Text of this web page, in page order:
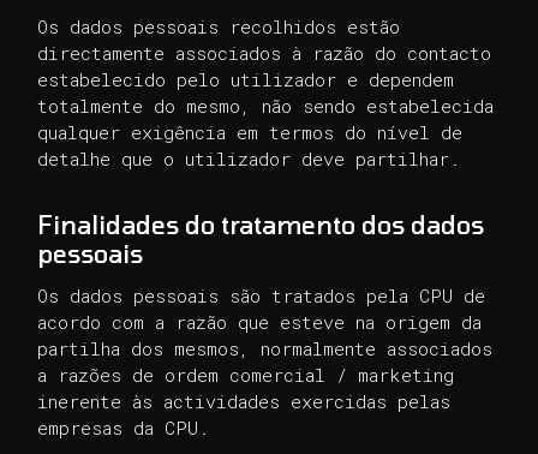
Os dados pessoais recolhidos estão
directamente associados à razão do contacto
estabelecido pelo utilizador e dependem
totalmente do mesmo, não sendo estabelecida
qualquer exigência em termos do nível de
detalhe que o utilizador deve partilhar.
Finalidades do tratamento dos dados
pessoais
Os dados pessoais são tratados pela CPU de
acordo com a razão que esteve na origem da
partilha dos mesmos, normalmente associados
a razões de ordem comercial / marketing
inerente às actividades exercidas pelas
empresas da CPU.